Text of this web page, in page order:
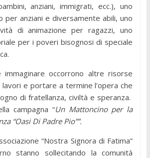
anziani, immigrati, ecc.), uno
per anziani e diversamente abili, uno
di animazione per ragazzi, uno
per i poveri bisognosi di speciale
immaginare occorrono altre risorse
e portare a termine l’opera che
di fratellanza, civiltà e speranza.
campagna “Un Mattoncino per la
“Oasi Di Padre Pio””.
“Nostra Signora di Fatima”
stanno sollecitando la comunità